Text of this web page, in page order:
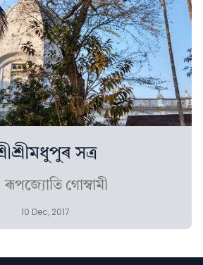
সত্ৰ
ৰূপজ্যোতি গোস্বামী
10 Dec, 2017